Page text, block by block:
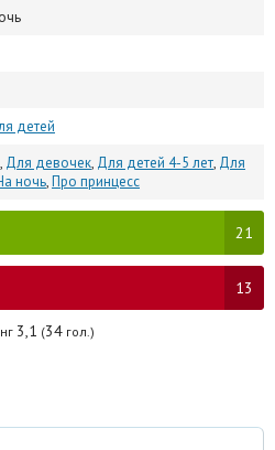
детей
, Для девочек, Для детей 4-5 лет, Для
ночь,Про принцесс
21
13
3,1 (34гол.)